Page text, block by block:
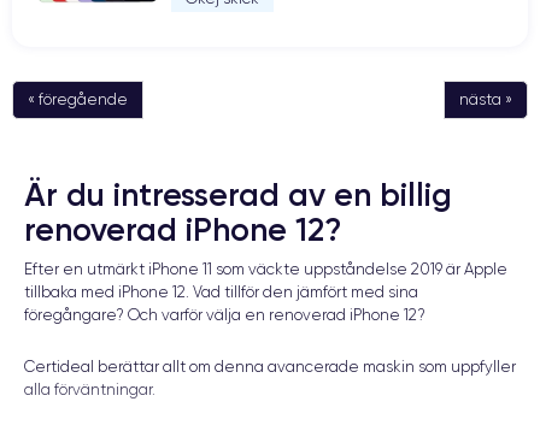
« föregående nästa »
Är du intresserad av en billig
renoverad iPhone 12?
Efter en utmärkt iPhone 11 som väckte uppståndelse 2019 är Apple
tillbaka med iPhone 12. Vad tillför den jämfört med sina
föregångare? Och varför välja en renoverad iPhone 12?
Certideal berättar allt om denna avancerade maskin som uppfyller
alla förväntningar.